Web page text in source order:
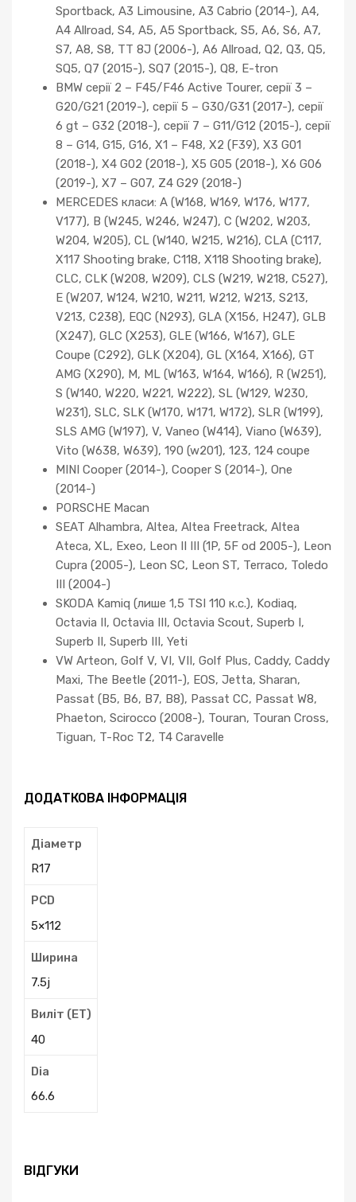
Sportback, A3 Limousine, A3 Cabrio (2014-), A4,
A4 Allroad, S4, A5, A5 Sportback, S5, A6, S6, A7,
S7, A8, S8, TT 8J (2006-), A6 Allroad, Q2, Q3, Q5,
SQ5, Q7 (2015-), SQ7 (2015-), Q8, E-tron
BMW серії 2 – F45/F46 Active Tourer, серії 3 –
G20/G21 (2019-), серії 5 – G30/G31 (2017-), серії
6 gt – G32 (2018-), серії 7 – G11/G12 (2015-), серії
8 – G14, G15, G16, X1 – F48, X2 (F39), X3 G01
(2018-), X4 G02 (2018-), X5 G05 (2018-), X6 G06
(2019-), X7 – G07, Z4 G29 (2018-)
MERCEDES класи: A (W168, W169, W176, W177,
V177), B (W245, W246, W247), C (W202, W203,
W204, W205), CL (W140, W215, W216), CLA (C117,
X117 Shooting brake, C118, X118 Shooting brake),
CLC, CLK (W208, W209), CLS (W219, W218, C527),
E (W207, W124, W210, W211, W212, W213, S213,
V213, C238), EQC (N293), GLA (X156, H247), GLB
(X247), GLC (X253), GLE (W166, W167), GLE
Coupe (C292), GLK (X204), GL (X164, X166), GT
AMG (X290), M, ML (W163, W164, W166), R (W251),
S (W140, W220, W221, W222), SL (W129, W230,
W231), SLC, SLK (W170, W171, W172), SLR (W199),
SLS AMG (W197), V, Vaneo (W414), Viano (W639),
Vito (W638, W639), 190 (w201), 123, 124 coupe
MINI Cooper (2014-), Cooper S (2014-), One
(2014-)
PORSCHE Macan
SEAT Alhambra, Altea, Altea Freetrack, Altea
Ateca, XL, Exeo, Leon II III (1P, 5F od 2005-), Leon
Cupra (2005-), Leon SC, Leon ST, Terraco, Toledo
III (2004-)
SKODA Kamiq (лише 1,5 TSI 110 к.с.), Kodiaq,
Octavia II, Octavia III, Octavia Scout, Superb I,
Superb II, Superb III, Yeti
VW Arteon, Golf V, VI, VII, Golf Plus, Caddy, Caddy
Maxi, The Beetle (2011-), EOS, Jetta, Sharan,
Passat (B5, B6, B7, B8), Passat CC, Passat W8,
Phaeton, Scirocco (2008-), Touran, Touran Cross,
Tiguan, T-Roc T2, T4 Caravelle
ДОДАТКОВА ІНФОРМАЦІЯ
Діаметр
R17
PCD
5×112
Ширина
7.5j
Виліт (ЕТ)
40
Dia
66.6
ВІДГУКИ